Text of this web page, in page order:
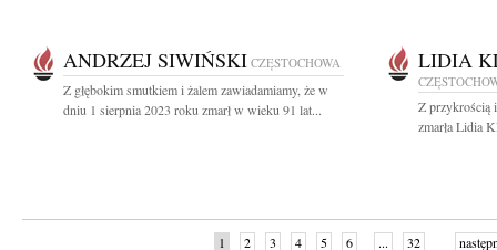
ANDRZEJ SIWIŃSKI CZĘSTOCHOWA
Z głębokim smutkiem i żalem zawiadamiamy, że w
dniu 1 sierpnia 2023 roku zmarł w wieku 91 lat...
LIDIA
Z przykrością
zmarła Lidia
1 2 3 4 5 6 ... 32